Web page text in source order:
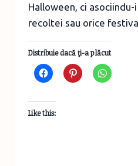
Halloween, ci
recoltei sau orice
Distribuie dacă ţi-a plăcut
Like this: